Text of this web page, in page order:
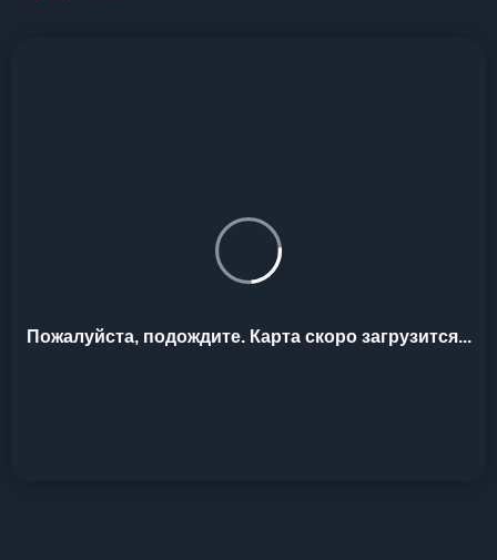
Пожалуйста, подождите. Карта скоро загрузится...